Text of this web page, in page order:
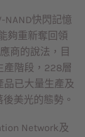
NAND快閃記憶
夠重新奪回領
商的說法，目
產階段，228層
品已大量生產及
美光的態勢。
Network及